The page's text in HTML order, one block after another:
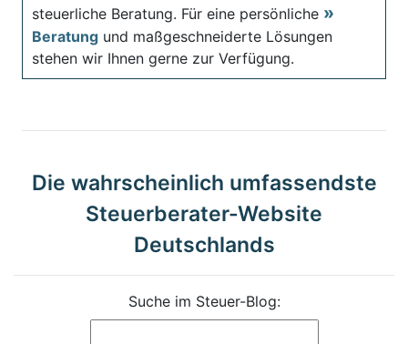
steuerliche Beratung. Für eine persönliche
Beratung und maßgeschneiderte Lösungen
stehen wir Ihnen gerne zur Verfügung.
Die wahrscheinlich umfassendste
Steuerberater-Website
Deutschlands
Suche im Steuer-Blog: